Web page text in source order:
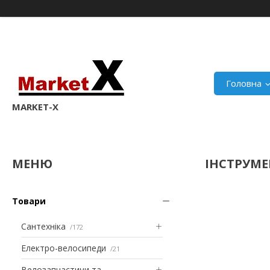
MARKET-X
Головна
Товари
Сантехніка 172
Електро-велосипеди 21